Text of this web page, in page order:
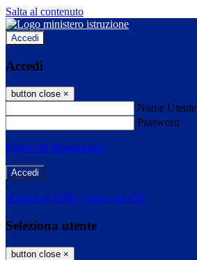
Salta al contenuto
Accedi
Accedi
button close ×
Nome Utente
Password
Password dimenticata?
-
Entra con SPID Entra con CIE
Seleziona utente
button close ×